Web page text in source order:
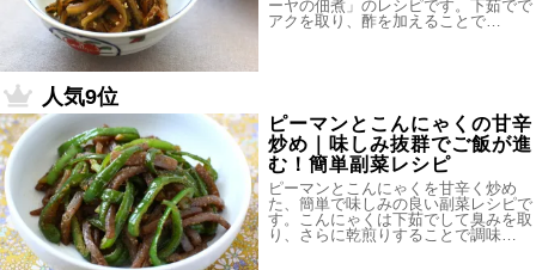
ーヤの佃煮」のレシピです。下茹でで
アクを取り、酢を加えることで…
人気9位
ピーマンとこんにゃくの甘辛
炒め｜味しみ抜群でご飯が進
む！簡単副菜レシピ
ピーマンとこんにゃくを甘辛く炒め
た、簡単で味しみの良い副菜レシピで
す。こんにゃくは下茹でして臭みを取
り、さらに乾煎りすることで調味…